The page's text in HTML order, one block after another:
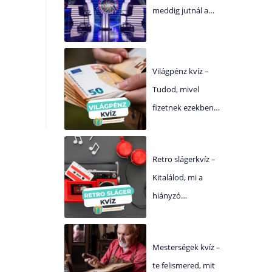
meddig jutnál a…
Világpénz kvíz –
Tudod, mivel
fizetnek ezekben…
Retro slágerkvíz –
Kitalálod, mi a
hiányzó…
Mesterségek kvíz –
te felismered, mit